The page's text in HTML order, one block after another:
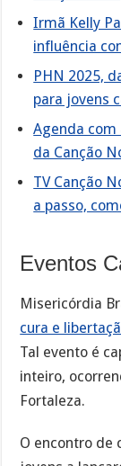
Irmã Kelly
influência
PHN 2025,
para jovens
Agenda
da Canção
TV Canção
a passo,
Eventos
Misericórdia
cura e
Tal evento é
inteiro,
Fortaleza.
O encontro de